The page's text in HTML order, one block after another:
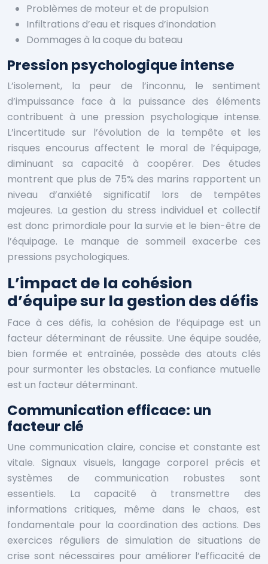
Problèmes de moteur et de propulsion
Infiltrations d’eau et risques d’inondation
Dommages à la coque du bateau
Pression psychologique intense
L’isolement, la peur de l’inconnu, le sentiment
d’impuissance face à la puissance des éléments
contribuent à une pression psychologique intense.
L’incertitude sur l’évolution de la tempête et les
risques encourus affectent le moral de l’équipage,
diminuant sa capacité à coopérer. Des études
montrent que plus de 75% des marins rapportent un
niveau d’anxiété significatif lors de tempêtes
majeures. La gestion du stress individuel et collectif
est donc primordiale pour la survie et le bien-être de
l’équipage. Le manque de sommeil exacerbe ces
pressions psychologiques.
L’impact de la cohésion
d’équipe sur la gestion des défis
Face à ces défis, la cohésion de l’équipage est un
facteur déterminant de réussite. Une équipe soudée,
bien formée et entraînée, possède des atouts clés
pour surmonter les obstacles. La confiance mutuelle
est un facteur déterminant.
Communication efficace: un
facteur clé
Une communication claire, concise et constante est
vitale. Signaux visuels, langage corporel précis et
systèmes de communication robustes sont
essentiels. La capacité à transmettre des
informations critiques, même dans le chaos, est
fondamentale pour la coordination des actions. Des
exercices réguliers de simulation de situations de
crise sont nécessaires pour améliorer l’efficacité de